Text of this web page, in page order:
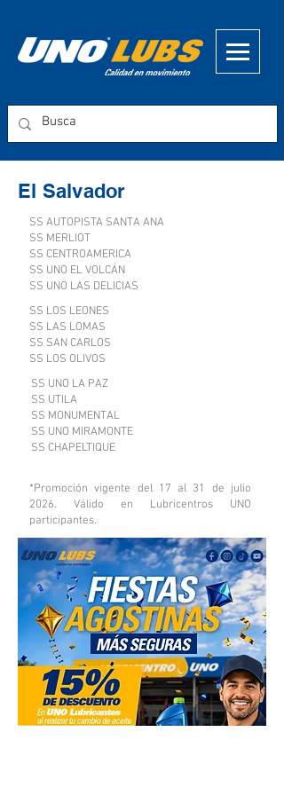
El Salvador
SS AUTOPISTA SANTA ANA
SS MERLIOT
SS CENTROAMERICA
SS UNO EL VOLCÁN
SS UNO LAS DELICIAS
SS LOS LEONES
SS LAS LOMAS
SS SAN CARLOS
SS LOS OLIVOS
SS UNO LA PAZ
SS UTILA
SS MONUMENTAL
SS UNO MIRAMONTE
SS CHAPELTIQUE
*Promoción vigente del 17 al 31 de julio
2026. Válido en Lubricentros UNO
participantes.